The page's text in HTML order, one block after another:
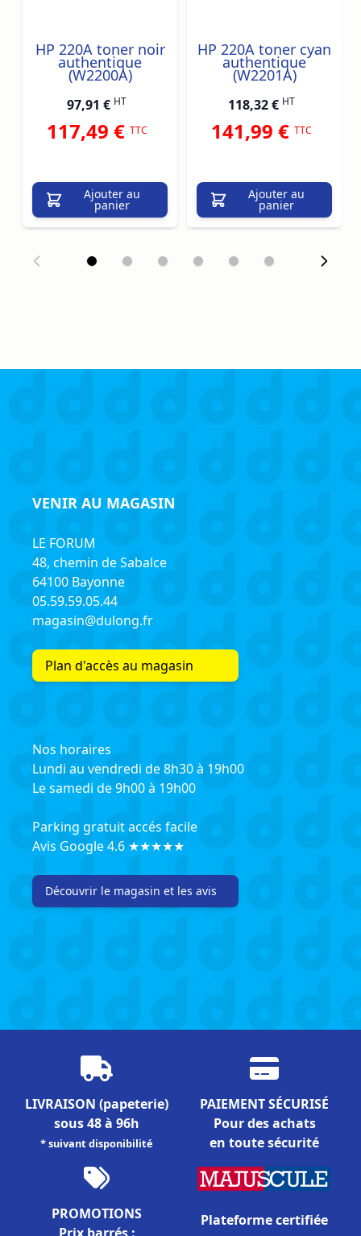
HP 220A toner noir
authentique
(W2200A)
97,91 € HT
117,49 € TTC
Ajouter au
panier
HP 220A toner cyan
authentique
(W2201A)
118,32 € HT
141,99 € TTC
Ajouter au
panier
VENIR AU MAGASIN
LE FORUM
48, chemin de Sabalce
64100 Bayonne
05.59.59.05.44
magasin@dulong.fr
Plan d'accès au magasin
Nos horaires
Lundi au vendredi de 8h30 à 19h00
Le samedi de 9h00 à 19h00
Parking gratuit accés facile
Avis Google 4.6 ★★★★★
Découvrir le magasin et les avis
LIVRAISON (papeterie)
sous 48 à 96h
* suivant disponibilité
PAIEMENT SÉCURISÉ
Pour des achats
en toute sécurité
PROMOTIONS
Plateforme certifiée